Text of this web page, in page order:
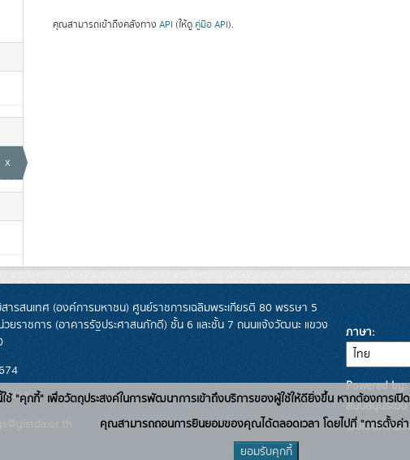
x
คุณสามารถเข้าถึงคลังทาง API (ให้ดู คู่มือ API).
รสนเทศ (องค์การมหาชน) ศูนย์ราชการเฉลิมพระเกียรติ 80 พรรษา 5
ยราชการ (อาคารรัฐประศาสนภักดี) ชั้น 6 และชั้น 7 ถนนแจ้งวัฒนะ แขวง
4468
ภาษา
Powered by:
สนับสนุนระบ
เว็บไซต์ที่เกี่ย
ใช้ "คุกกี้" เพื่อวัตถุประสงค์ในการพัฒนาการเข้าถึงบริการของผู้ใช้ให้ดียิ่งขึ้น หากต้องการเ
คุณสามารถถอนการยินยอมของคุณได้ตลอดเวลา โดยไปที่ "การตั้งค่
ยอมรับคุกกี้